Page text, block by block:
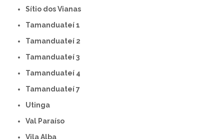
Sítio dos Vianas
Tamanduateí 1
Tamanduateí 2
Tamanduateí 3
Tamanduateí 4
Tamanduateí 7
Utinga
Val Paraíso
Vila Alba